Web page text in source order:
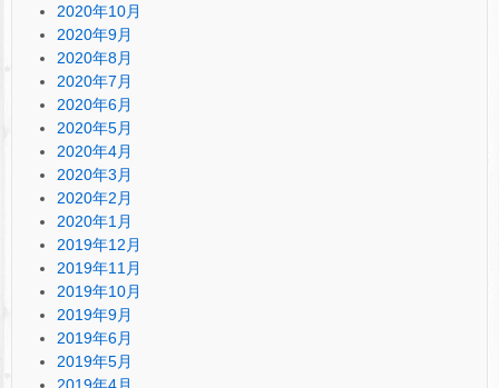
2020年10月
2020年9月
2020年8月
2020年7月
2020年6月
2020年5月
2020年4月
2020年3月
2020年2月
2020年1月
2019年12月
2019年11月
2019年10月
2019年9月
2019年6月
2019年5月
2019年4月